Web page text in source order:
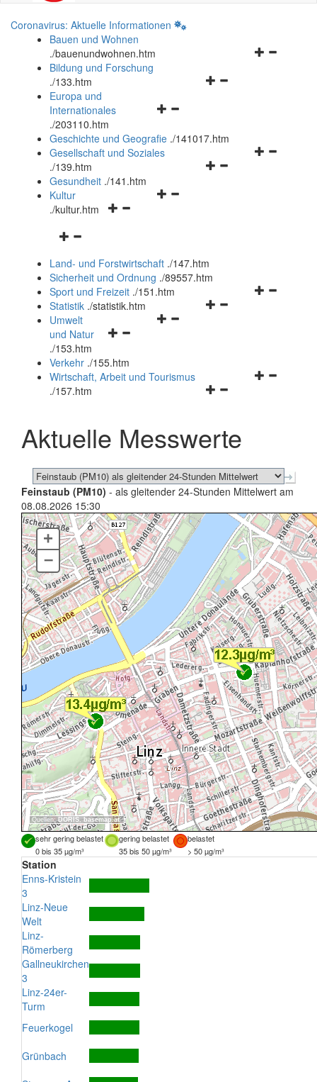
Coronavirus: Aktuelle Informationen
Bauen und Wohnen
./bauenundwohnen.htm
Navigationsmenü
Bildung und Forschung
./133.htm
Navigationsmenü
und
schließen
Europa und
Internationales
./203110.htm
Geschichte und Geografie ./141017.htm
Navigationsmenü
Gesellschaft und Soziales
./139.htm
Navigationsmenü
Gesundheit ./141.htm
Navigationsmenü
Kultur
./kultur.htm
Navigationsmenü
und
schließen
Land- und Forstwirtschaft ./147.htm
Sicherheit und Ordnung ./89557.htm
Navigationsmenü
Sport und Freizeit ./151.htm
Navigationsmenü
Statistik ./statistik.htm
Navigationsmenü
und
schließen
Umwelt
und Natur
./153.htm
Verkehr ./155.htm
Navigationsmenü
schließen
Wirtschaft, Arbeit und Tourismus
./157.htm
Aktuelle Messwerte
Feinstaub (PM10) - als gleitender 24-Stunden Mittelwert am
08.08.2026 15:30
Quellen:DORIS, basemap.at
+
–
sehr gering belastet gering belastet
belastet
0 bis 35 µg/m³
35 bis 50 µg/m³ > 50 µg/m³
Station
Enns-Kristein
3
Linz-Neue
Welt
Linz-
Römerberg
Gallneukirchen
3
Linz-24er-
Turm
Feuerkogel
Grünbach